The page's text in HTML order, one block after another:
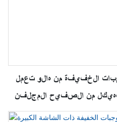
الخفيفة من هالو تعمل
مزودة بهيكل من الصفيح المجلفن
طبقات